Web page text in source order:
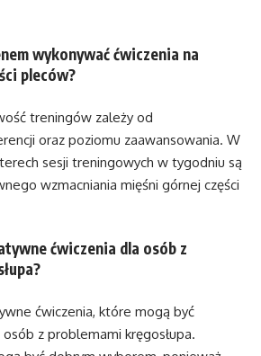
wykonywać ćwiczenia na
pleców?
treningów zależy od
oraz poziomu zaawansowania. W
sesji treningowych w tygodniu są
wzmacniania mięśni górnej części
ćwiczenia dla osób z
ćwiczenia, które mogą być
z problemami kręgosłupa.